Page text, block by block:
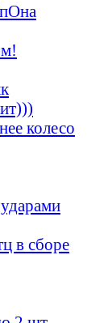
колесо
в сборе